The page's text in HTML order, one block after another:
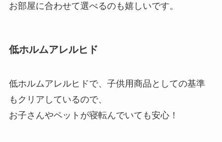
お部屋に合わせて選べるのも嬉しいです。
低ホルムアレルヒド
低ホルムアレルヒドで、子供用商品としての基準
もクリアしているので、
お子さんやペットが寝転んでいても安心！